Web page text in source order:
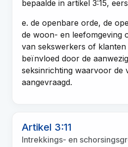
bepaalde in artikel 3:15,
e. de openbare orde, de
de woon- en leefomgeving
van sekswerkers of
beïnvloed door de
seksinrichting waarvoor de
aangevraagd.
Artikel 3:11
Intrekkings- en